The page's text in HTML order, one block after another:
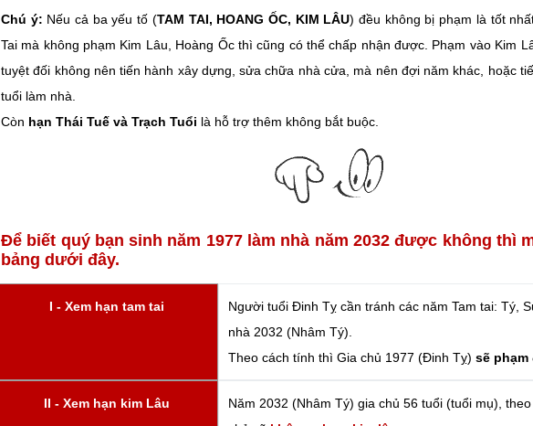
Chú ý: Nếu cả ba yếu tố (TAM TAI, HOANG ỐC, KIM LÂU) đều không bị phạm là tốt
Tai mà không phạm Kim Lâu, Hoàng Ốc thì cũng có thể chấp nhận được. Phạm vào Kim
tuyệt đối không nên tiến hành xây dựng, sửa chữa nhà cửa, mà nên đợi năm khác, hoặc
tuổi làm nhà.
Còn hạn Thái Tuế và Trạch Tuổi là hỗ trợ thêm không bắt buộc.
Để biết quý bạn sinh năm 1977 làm nhà năm 2032 được không thì
bảng dưới đây.
I - Xem hạn tam tai
Người tuổi Đinh Tỵ cần tránh các năm Tam tai: Tý,
nhà 2032 (Nhâm Tý).
Theo cách tính thì Gia chủ 1977 (Đinh Tỵ) sẽ phạm
II - Xem hạn kim Lâu
Năm 2032 (Nhâm Tý) gia chủ 56 tuổi (tuổi mụ),